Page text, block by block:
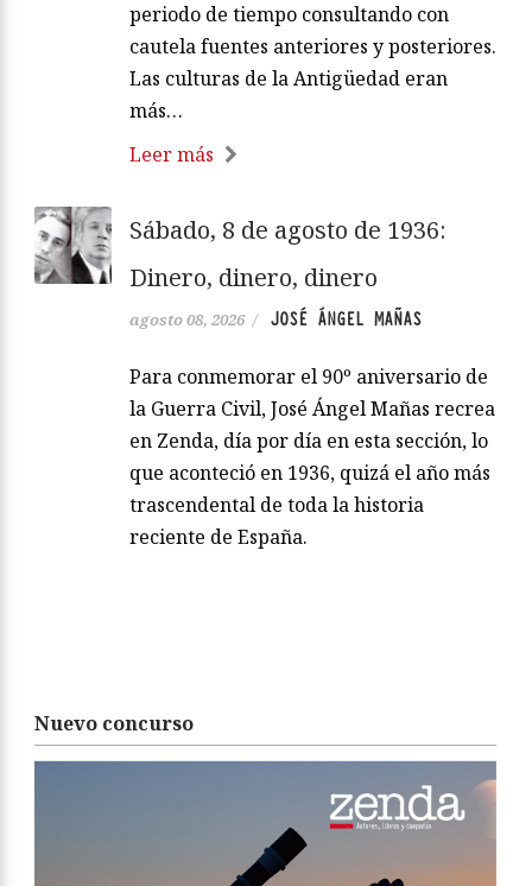
periodo de tiempo consultando con
cautela fuentes anteriores y posteriores.
Las culturas de la Antigüedad eran
más…
Leer más
Sábado, 8 de agosto de 1936:
Dinero, dinero, dinero
agosto 08, 2026 / JOSÉ ÁNGEL MAÑAS
Para conmemorar el 90º aniversario de
la Guerra Civil, José Ángel Mañas recrea
en Zenda, día por día en esta sección, lo
que aconteció en 1936, quizá el año más
trascendental de toda la historia
reciente de España.
Nuevo concurso